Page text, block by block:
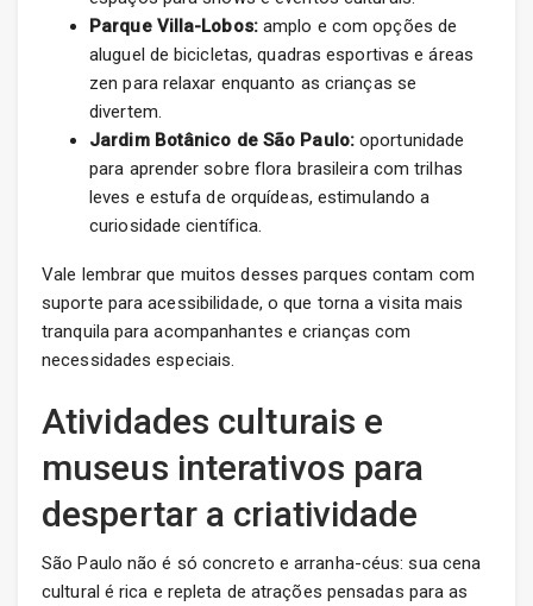
Parque Villa-Lobos:amplo e com opções de
aluguel de bicicletas, quadras esportivas e áreas
zen para relaxar enquanto as crianças se
divertem.
Jardim Botânico de São Paulo:oportunidade
para aprender sobre flora brasileira com trilhas
leves e estufa de orquídeas, estimulando a
curiosidade científica.
Vale lembrar que muitos desses parques contam com
suporte para acessibilidade, o que torna a visita mais
tranquila para acompanhantes e crianças com
necessidades especiais.
Atividades culturais e
museus interativos para
despertar a criatividade
São Paulo não é só concreto e arranha-céus: sua cena
cultural é rica e repleta de atrações pensadas para as